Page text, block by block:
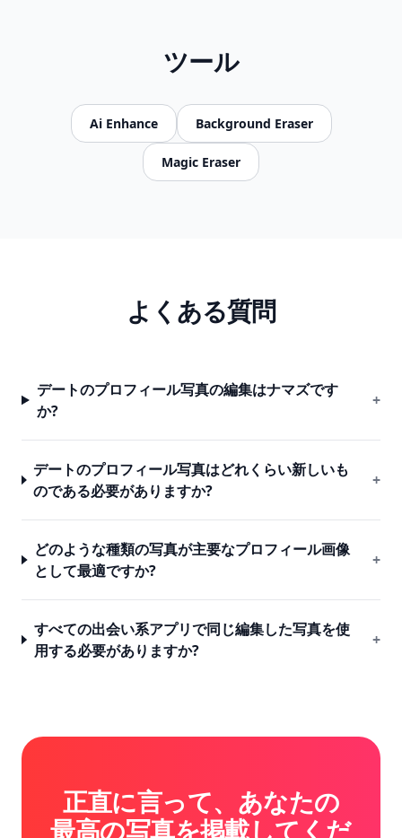
ツール
Ai Enhance Background Eraser
Magic Eraser
よくある質問
デートのプロフィール写真の編集はナマズです
か?
+
デートのプロフィール写真はどれくらい新しいも
のである必要がありますか?
+
どのような種類の写真が主要なプロフィール画像
として最適ですか?
+
すべての出会い系アプリで同じ編集した写真を使
用する必要がありますか?
+
正直に言って、あなたの
最高の写真を掲載してくだ